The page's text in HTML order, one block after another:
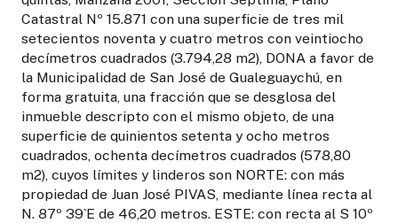
Catastral Nº 15.871 con una superficie de tres mil
setecientos noventa y cuatro metros con veintiocho
decímetros cuadrados (3.794,28 m2), DONA a favor de
la Municipalidad de San José de Gualeguaychú, en
forma gratuita, una fracción que se desglosa del
inmueble descripto con el mismo objeto, de una
superficie de quinientos setenta y ocho metros
cuadrados, ochenta decímetros cuadrados (578,80
m2), cuyos límites y linderos son NORTE: con más
propiedad de Juan José PIVAS, mediante línea recta al
N. 87º 39`E de 46,20 metros. ESTE: con recta al S 10º